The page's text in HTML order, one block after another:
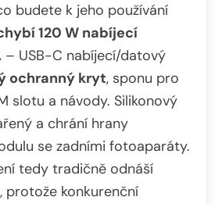
budete k jeho používání
120 W nabíjecí
– USB-C nabíjecí/datový
ochranný kryt, sponu pro
slotu a návody. Silikonový
a chrání hrany
se zadními fotoaparáty.
tedy tradičně odnáší
protože konkurenční